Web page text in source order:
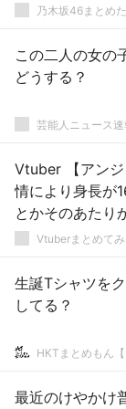
乃木坂46まとめ
この二人の女の
どうする？
芸能人ニュース速
Vtuber 【アン
情により身長が
とかそのあたり
Vtuberまとめて
生誕Tシャツを
してる？
HKTまとめもん
最近のけやかけ